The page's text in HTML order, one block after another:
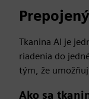
Tkanina AI je
riadenia do
tým, že
Ako sa